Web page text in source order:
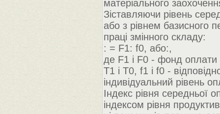
матеріального
Зіставляючи рівень
або з рівнем базисного
праці змінного складу:
: = F1: f0, або:,
де F1 і F0 - фонд оплати
Т1 і Т0, f1 і f0 -
індивідуальний рівень
Індекс рівня середньої
індексом рівня